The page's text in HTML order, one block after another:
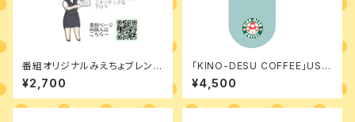
番組オリジナルみえちょブレンド
ドリップバッグ10個入り
¥2,700
「KINO-DESU COFFEE」USB
ファン
¥4,500